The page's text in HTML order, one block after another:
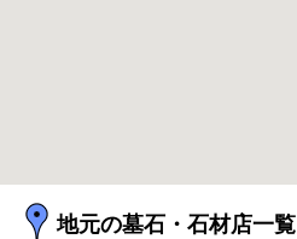
地元の墓石・石材店一覧